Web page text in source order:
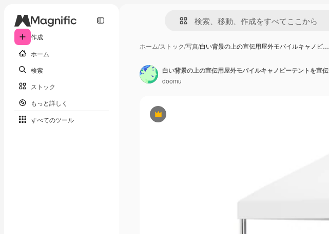
作成
ホーム
検索
ストック
もっと詳しく
すべてのツール
ホーム/ストック/写真/白い背景の上の宣伝用屋外モバイルキャノピ…
Premium
doomu